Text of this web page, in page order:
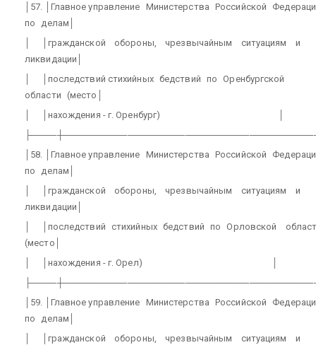
│57. │Главное управление Министерства Российской
по
делам│
│гражданской обороны, чрезвычайным ситуациям
и
ликвидации│
│последствий стихийных бедствий по
Оренбургской
области (место│
│нахождения - г. Оренбург)
│58. │Главное управление Министерства Российской
по
делам│
│гражданской обороны, чрезвычайным ситуациям
и
ликвидации│
│последствий стихийных бедствий по Орловской
(место│
│нахождения - г. Орел)
│59. │Главное управление Министерства Российской
по
делам│
│гражданской обороны, чрезвычайным ситуациям и